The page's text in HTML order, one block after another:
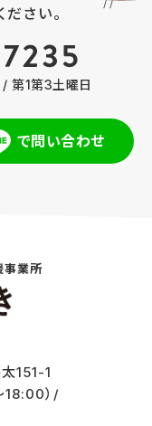
さい。
/ 第1第3土曜日
で問い合わせ
事業所
151-1
18:00）/